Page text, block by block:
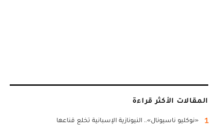
المقالات الأكثر قراءة
1 «نوكليو ناسيونال».. النيونازية الإسبانية تخلع قناعها